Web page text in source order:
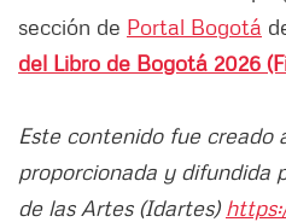
sección de Portal Bogotá
del Libro de Bogotá 2026
Este contenido fue creado
proporcionada y difundida
de las Artes (Idartes)